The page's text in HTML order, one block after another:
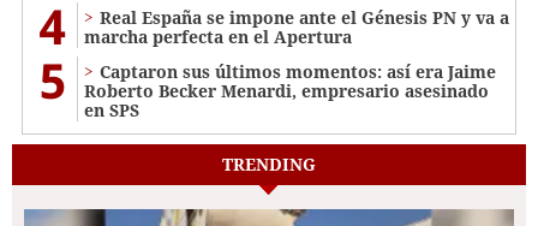
4
Real España se impone ante el Génesis PN y va a
marcha perfecta en el Apertura
5
Captaron sus últimos momentos: así era Jaime
Roberto Becker Menardi​​​, empresario asesinado
en SPS
TRENDING